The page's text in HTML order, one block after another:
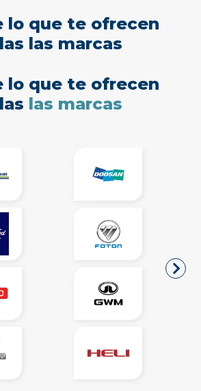
lo que te ofrecen
las marcas
lo que te ofrecen
las marcas